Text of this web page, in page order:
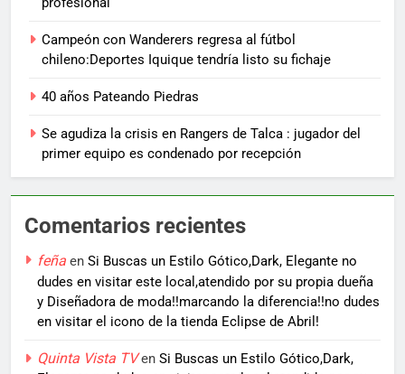
Campeón con Wanderers regresa al fútbol
chileno:Deportes Iquique tendría listo su fichaje
40 años Pateando Piedras
Se agudiza la crisis en Rangers de Talca : jugador del
primer equipo es condenado por recepción
Comentarios recientes
feña en Si Buscas un Estilo Gótico,Dark, Elegante no
dudes en visitar este local,atendido por su propia dueña
y Diseñadora de moda!!marcando la diferencia!!no dudes
en visitar el icono de la tienda Eclipse de Abril!
Quinta Vista TVen Si Buscas un Estilo Gótico,Dark,